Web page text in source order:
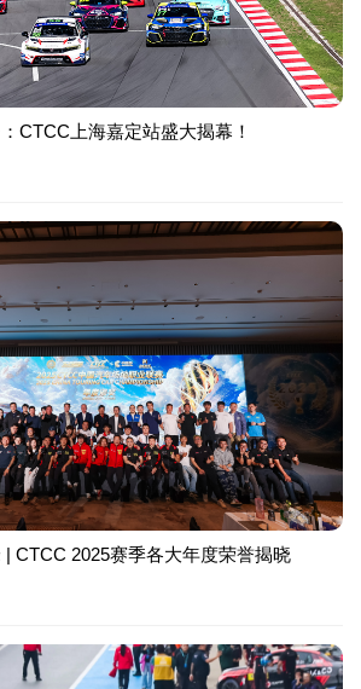
CTCC上海嘉定站盛大揭幕！
CTCC 2025赛季各大年度荣誉揭晓